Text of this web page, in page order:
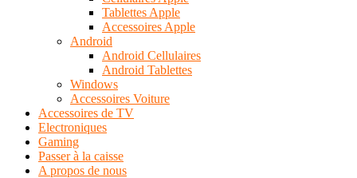
Tablettes Apple
Accessoires Apple
Android
Android Cellulaires
Android Tablettes
Windows
Accessoires Voiture
Accessoires de TV
Electroniques
Gaming
Passer à la caisse
A propos de nous